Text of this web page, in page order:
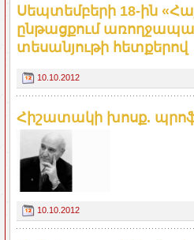
Սեպտեմբերի 18-ին
ընթացքում
տեսանյութի հետքերով
10.10.2012
Հիշատակի խոսք.
10.10.2012